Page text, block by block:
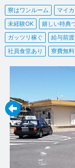
寮はワンルーム マイ
未経験OK
嬉しい特典
ガッツリ稼ぐ
給与前渡
社員食堂あり
寮費無料